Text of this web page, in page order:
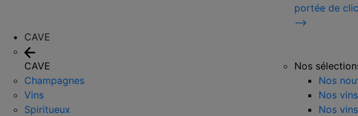
portée de
⟶
CAVE
CAVE
Champagnes
Vins
Spiritueux
Nos
Nos
Nos
Nos